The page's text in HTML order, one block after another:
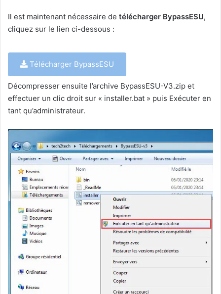
Il est maintenant nécessaire de télécharger BypassESU,
cliquez sur le lien ci-dessous :
Télécharger BypassESU
Décompresser ensuite l’archive BypassESU-V3.zip et
effectuer un clic droit sur « installer.bat » puis Exécuter en
tant qu’administrateur.